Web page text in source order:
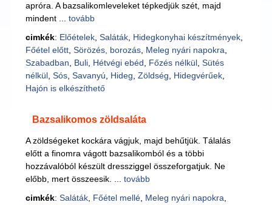
apróra. A bazsalikomleveleket tépkedjük szét, majd
mindent ... tovább
cimkék: Előételek, Saláták, Hidegkonyhai készítmények,
Főétel előtt, Sörözés, borozás, Meleg nyári napokra
Szabadban
Buli, Hétvégi ebéd Főzés nélkül, Sütés
nélkül, Sós, Savanyú Hideg Zöldség Hidegvérűek,
Hajón is elkészíthető
Bazsalikomos zöldsaláta
A zöldségeket kockára vágjuk, majd behűtjük. Tálalás
előtt a finomra vágott bazsalikomból és a többi
hozzávalóból készült dressziggel összeforgatjuk. Ne
előbb, mert összeesik. ... tovább
cimkék: Saláták, Főétel mellé, Meleg nyári napokra